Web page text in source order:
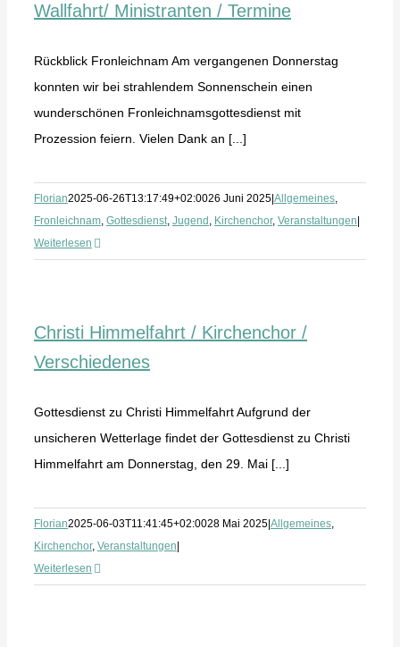
Wallfahrt/ Ministranten / Termine
Rückblick Fronleichnam Am vergangenen Donnerstag
konnten wir bei strahlendem Sonnenschein einen
wunderschönen Fronleichnamsgottesdienst mit
Prozession feiern. Vielen Dank an [...]
Florian2025-06-26T13:17:49+02:0026 Juni 2025 Allgemeines,
Fronleichnam, Gottesdienst, Jugend , Kirchenchor, Veranstaltungen
Weiterlesen
Christi Himmelfahrt / Kirchenchor /
Verschiedenes
Gottesdienst zu Christi Himmelfahrt Aufgrund der
unsicheren Wetterlage findet der Gottesdienst zu Christi
Himmelfahrt am Donnerstag, den 29. Mai [...]
Florian2025-06-03T11:41:45+02:0028 Mai 2025 Allgemeines,
Kirchenchor, Veranstaltungen
Weiterlesen